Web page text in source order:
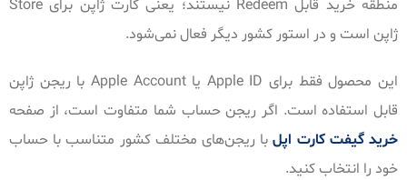
منطقه خرید قابل Redeem نیستند؛ یعنی کارت ژاپن برای Store
ژاپن است و در استور کشور دیگر فعال نمی‌شود.
این محصول فقط برای Apple ID یا Apple Account با ریجن ژاپن
قابل استفاده است. اگر ریجن حساب شما متفاوت است، از صفحه
خرید گیفت کارت اپلبا ریجن‌های مختلف کشور متناسب با حساب
خود را انتخاب کنید.